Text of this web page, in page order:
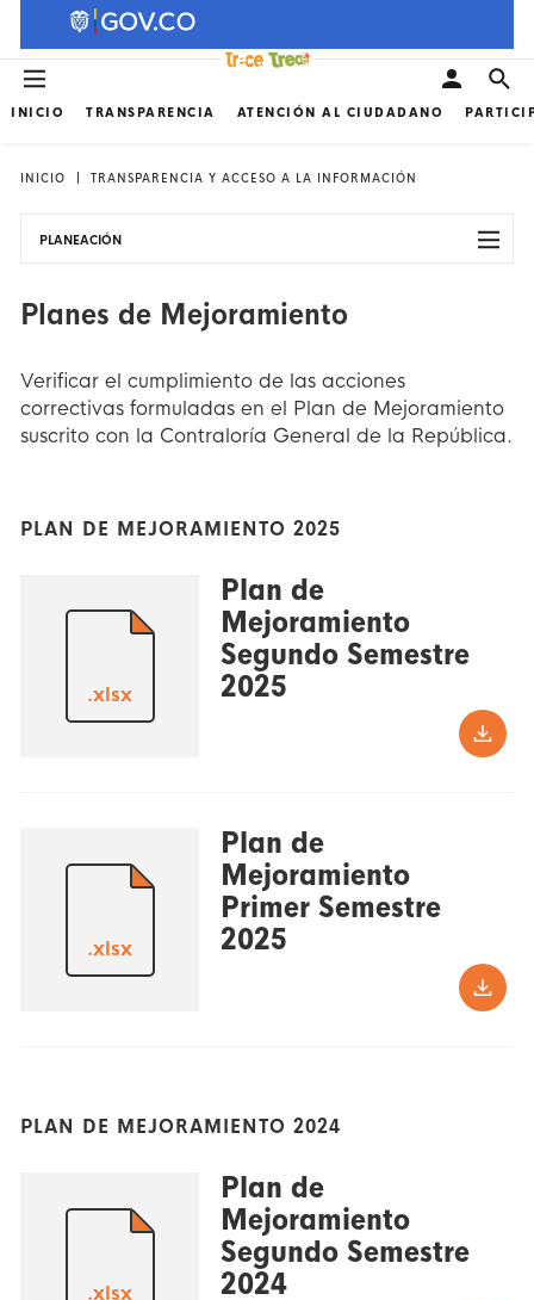
INICIO TRANSPARENCIA ATENCIÓN AL CIUDADANO
INICIO TRANSPARENCIA Y ACCESO A LA INFORMACIÓN
PLANEACIÓN
Planes de Mejoramiento
Verificar el cumplimiento de las acciones
correctivas formuladas en el Plan de Mejoramiento
suscrito con la Contraloría General de la República.
PLAN DE MEJORAMIENTO 2025
.xlsx
Plan de
Mejoramiento
Segundo Semestre
2025
.xlsx
Plan de
Mejoramiento
Primer Semestre
2025
PLAN DE MEJORAMIENTO 2024
.xlsx
Plan de
Mejoramiento
Segundo Semestre
2024